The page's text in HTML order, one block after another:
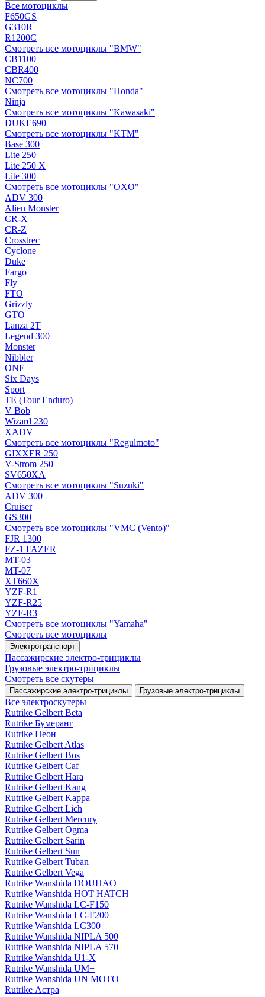
Все мотоциклы
F650GS
G310R
R1200C
Смотреть все мотоциклы "BMW"
CB1100
CBR400
NC700
Смотреть все мотоциклы "Honda"
Ninja
Смотреть все мотоциклы "Kawasaki"
DUKE690
Смотреть все мотоциклы "KTM"
Base 300
Lite 250
Lite 250 X
Lite 300
Смотреть все мотоциклы "OXO"
ADV 300
Alien Monster
CR-X
CR-Z
Crosstrec
Cyclone
Duke
Fargo
Fly
FTO
Grizzly
GTO
Lanza 2T
Legend 300
Monster
Nibbler
ONE
Six Days
Sport
TE (Tour Enduro)
V Bob
Wizard 230
XADV
Смотреть все мотоциклы "Regulmoto"
GIXXER 250
V-Strom 250
SV650XA
Смотреть все мотоциклы "Suzuki"
ADV 300
Cruiser
GS300
Смотреть все мотоциклы "VMC (Vento)"
FJR 1300
FZ-1 FAZER
MT-03
MT-07
XT660X
YZF-R1
YZF-R25
YZF-R3
Смотреть все мотоциклы "Yamaha"
Смотреть все мотоциклы
Электротранспорт
Пассажирские электро‑трициклы
Грузовые электро‑трициклы
Смотреть все скутеры
Пассажирские электро‑трициклы Грузовые электро‑трициклы
Все электро­скутеры
Rutrike Gelbert Beta
Rutrike Бумеранг
Rutrike Неон
Rutrike Gelbert Atlas
Rutrike Gelbert Bos
Rutrike Gelbert Caf
Rutrike Gelbert Hara
Rutrike Gelbert Kang
Rutrike Gelbert Kappa
Rutrike Gelbert Lich
Rutrike Gelbert Mercury
Rutrike Gelbert Ogma
Rutrike Gelbert Sarin
Rutrike Gelbert Sun
Rutrike Gelbert Tuban
Rutrike Gelbert Vega
Rutrike Wanshida DOUHAO
Rutrike Wanshida HOT HATCH
Rutrike Wanshida LC-F150
Rutrike Wanshida LC-F200
Rutrike Wanshida LC300
Rutrike Wanshida NIPLA 500
Rutrike Wanshida NIPLA 570
Rutrike Wanshida U1-X
Rutrike Wanshida UM+
Rutrike Wanshida UN MOTO
Rutrike Астра